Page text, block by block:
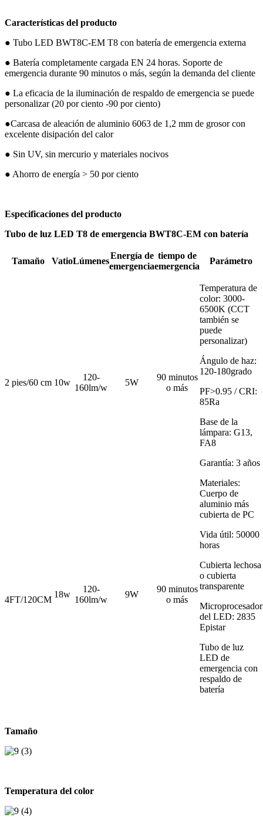
Características del producto
● Tubo LED BWT8C-EM T8 con batería de emergencia externa
● Batería completamente cargada EN 24 horas. Soporte de
emergencia durante 90 minutos o más, según la demanda del cliente
● La eficacia de la iluminación de respaldo de emergencia se puede
personalizar (20 por ciento -90 por ciento)
●Carcasa de aleación de aluminio 6063 de 1,2 mm de grosor con
excelente disipación del calor
● Sin UV, sin mercurio y materiales nocivos
● Ahorro de energía > 50 por ciento
Especificaciones del producto
Tubo de luz LED T8 de emergencia BWT8C-EM con batería
Tamaño VatioLúmenes
Energía de
emergencia
tiempo de
emergencia
Parámetro
2 pies/60 cm 10w
120-
160lm/w
5W
90 minutos
o más
Temperatura de
color: 3000-
6500K (CCT
también se
puede
personalizar)
Ángulo de haz:
120-180grado
PF>0.95 / CRI:
85Ra
Base de la
lámpara: G13,
FA8
Garantía: 3 años
Materiales:
Cuerpo de
aluminio más
cubierta de PC
Vida útil: 50000
horas
Cubierta lechosa
o cubierta
transparente
Microprocesador
del LED: 2835
Epistar
Tubo de luz
LED de
emergencia con
respaldo de
batería
4FT/120CM
18w
120-
160lm/w
9W
90 minutos
o más
Tamaño
Temperatura del color